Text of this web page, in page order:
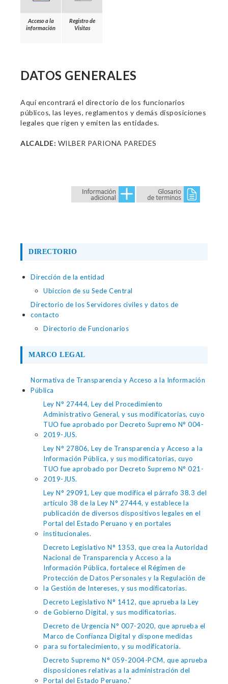
Acceso a la
información
Registro de
Visitas
DATOS GENERALES
Aquí encontrará el directorio de los funcionarios
públicos, las leyes, reglamentos y demás disposiciones
legales que rigen y emiten las entidades.
ALCALDE: WILBER PARIONA PAREDES
DIRECTORIO
Dirección de la entidad
Ubiccion de su Sede Central
Directorio de los Servidores civiles y datos de
contacto
Directorio de Funcionarios
MARCO LEGAL
Normativa de Transparencia y Acceso a la Información
Pública
Ley N° 27444, Ley del Procedimiento
Administrativo General, y sus modificatorias, cuyo
TUO fue aprobado por Decreto Supremo N° 004-
2019-JUS.
Ley N° 27806, Ley de Transparencia y Acceso a la
Información Pública, y sus modificatorias, cuyo
TUO fue aprobado por Decreto Supremo N° 021-
2019-JUS.
Ley N° 29091, Ley que modifica el párrafo 38.3 del
artículo 38 de la Ley N° 27444, y establece la
publicación de diversos dispositivos legales en el
Portal del Estado Peruano y en portales
institucionales.
Decreto Legislativo N° 1353, que crea la Autoridad
Nacional de Transparencia y Acceso a la
Información Pública, fortalece el Régimen de
Protección de Datos Personales y la Regulación de
la Gestión de Intereses, y sus modificatorias.
Decreto Legislativo N° 1412, que aprueba la Ley
de Gobierno Digital, y sus modificatorias.
Decreto de Urgencia N° 007-2020, que aprueba el
Marco de Confianza Digital y dispone medidas
para su fortalecimiento, y su modificatoria.
Decreto Supremo N° 059-2004-PCM, que aprueba
disposiciones relativas a la administración del
Portal del Estado Peruano."